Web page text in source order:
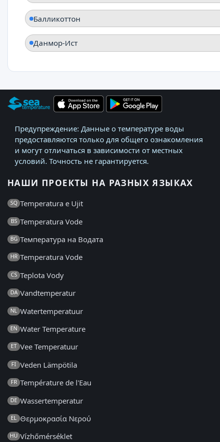
Балликоттон
Данмор-Ист
Предупреждение: Данные о температуре воды
предоставляются только для общего ознакомления
и могут отличаться в зависимости от местных
условий. Точность не гарантируется.
НАШИ ПРОЕКТЫ НА РАЗНЫХ ЯЗЫКАХ
SQ Temperatura e Ujit
BS Temperatura Vode
BG Температура на Водата
HR Temperatura Vode
CS Teplota Vody
DA Vandtemperatur
NL Watertemperatuur
EN Water Temperature
ET Vee Temperatuur
FI Veden Lämpötila
FR Température de l'Eau
DE Wassertemperatur
EL Θερμοκρασία Νερού
HU Vízhőmérséklet